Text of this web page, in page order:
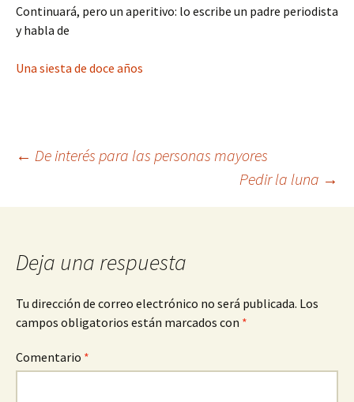
Continuará, pero un aperitivo: lo escribe un padre periodista
y habla de
Una siesta de doce años
Navegación
de
entradas
← De interés para las personas mayores
Pedir la luna →
Deja una respuesta
Tu dirección de correo electrónico no será publicada. Los
campos obligatorios están marcados con *
Comentario *